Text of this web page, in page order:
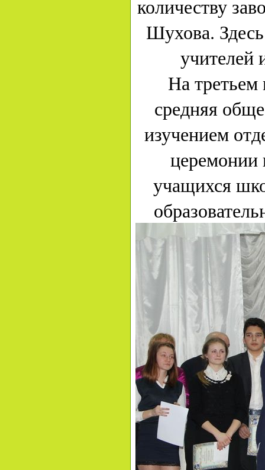
количеству
Шухова.
учителей
На
средняя
изучением
церемонии
учащихся